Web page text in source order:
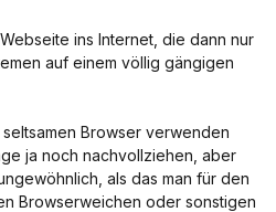
ins Internet, die dann nur
auf einem völlig gängigen
Browser verwenden
ja noch nachvollziehen, aber
als das man für den
Browserweichen oder sonstigen